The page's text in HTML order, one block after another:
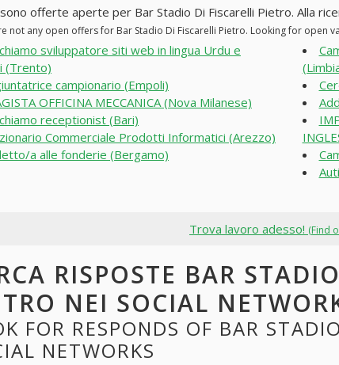
offerte aperte per Bar Stadio Di Fiscarelli Pietro. Alla
not any open offers for Bar Stadio Di Fiscarelli Pietro. Looking for open
sviluppatore siti web in lingua Urdu e
(Trento)
campionario (Empoli)
OFFICINA MECCANICA (Nova Milanese)
receptionist (Bari)
Commerciale Prodotti Informatici (Arezzo)
a alle fonderie (Bergamo)
Trova lavoro adesso! (Find
RISPOSTE BAR
NEI SOCIAL
FOR RESPONDS OF BAR
NETWORKS